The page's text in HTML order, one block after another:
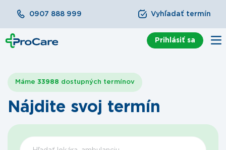
0907 888 999 Vyhľadať termín
Prihlásiť sa
Nájdite svoj termín
Máme 33988 dostupných termínov